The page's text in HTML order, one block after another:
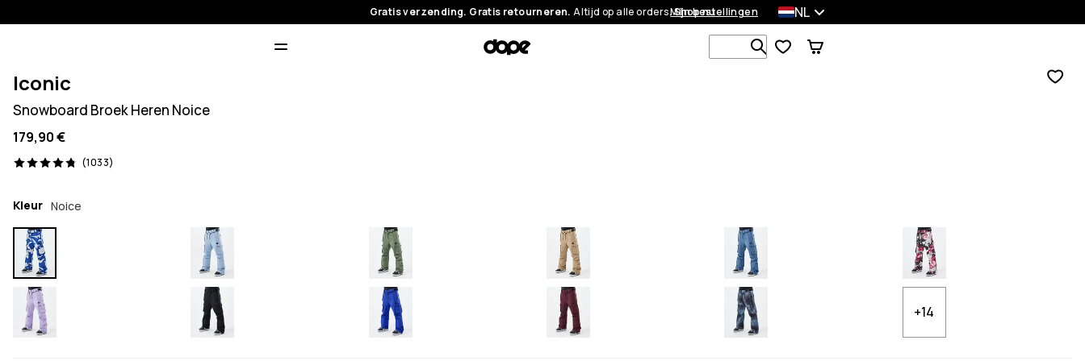
Gratis verzending. Gratis retourneren. Altijd op alle orders.Shop nu
Mijn bestellingen NL
Zoek in 1 000+ producten
Iconic
Snowboard Broek Heren Noice
179,90 €
(1033)
1033 beoordelingen, 4.8/5
Kleur Noice
+14